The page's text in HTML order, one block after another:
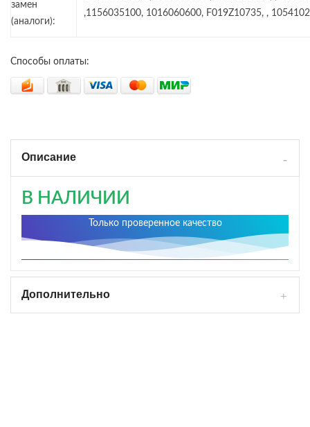
замен
(аналоги):
,1156035100, 1016060600, F019Z10735, ,
Способы оплаты:
Описание
В НАЛИЧИИ
Только проверенное качество
Дополнительно